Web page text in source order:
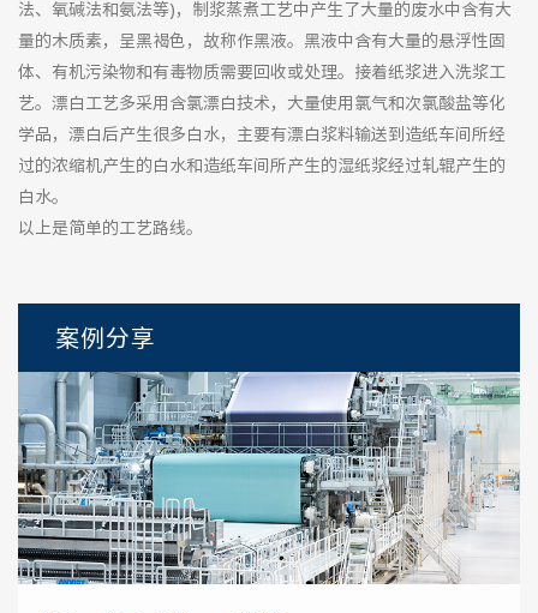
法、氧碱法和氨法等)，制浆蒸煮工艺中产生了大量的废水中含有大
量的木质素，呈黑褐色，故称作黑液。黑液中含有大量的悬浮性固
体、有机污染物和有毒物质需要回收或处理。接着纸浆进入洗浆工
艺。漂白工艺多采用含氯漂白技术，大量使用氯气和次氯酸盐等化
学品，漂白后产生很多白水，主要有漂白浆料输送到造纸车间所经
过的浓缩机产生的白水和造纸车间所产生的湿纸浆经过轧辊产生的
白水。
以上是简单的工艺路线。
案例分享